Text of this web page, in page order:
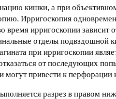
кишки, а при
Ирригоскопия
время ирригоскопии зависит
отделы подвздошной
при ирригоскопии
от последующих
могут привести к перфорации
разрез в правом